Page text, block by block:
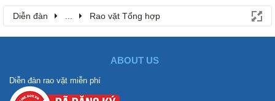
Diễn đàn Rao vặt Tổng hợp
ABOUT US
Diễn đàn rao vặt miễn phí